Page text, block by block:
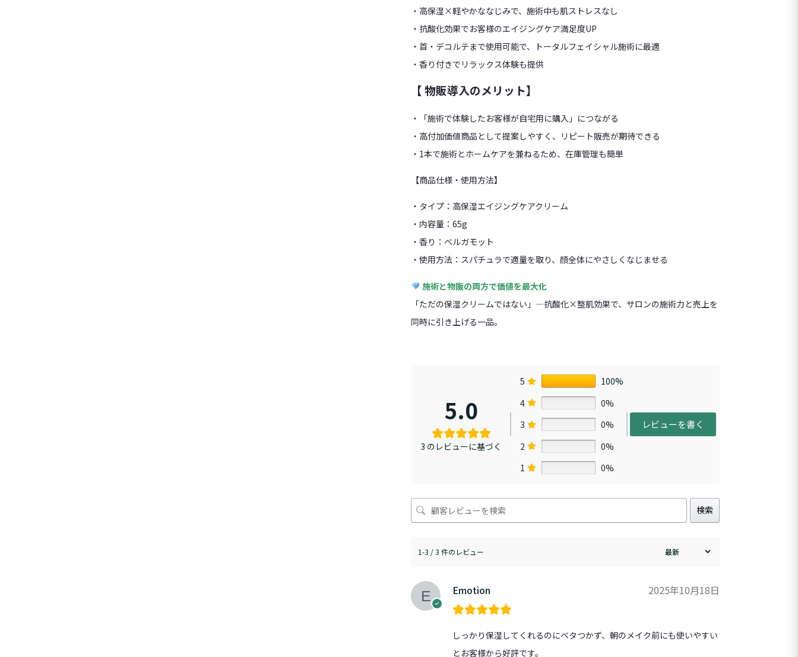
・高保湿×軽やかななじみで、施術中も肌ストレスなし
・抗酸化効果でお客様のエイジングケア満足度UP
・首・デコルテまで使用可能で、トータルフェイシャル施術に最適
・香り付きでリラックス体験も提供
【 物販導入のメリット】
・「施術で体験したお客様が自宅用に購入」につながる
・高付加価値商品として提案しやすく、リピート販売が期待できる
・1本で施術とホームケアを兼ねるため、在庫管理も簡単
【商品仕様・使用方法】
・タイプ：高保湿エイジングケアクリーム
・内容量：65g
・香り：ベルガモット
・使用方法：スパチュラで適量を取り、顔全体にやさしくなじませる
施術と物販の両方で価値を最大化
「ただの保湿クリームではない」—抗酸化×整肌効果で、サロンの施術力と売上を
同時に引き上げる一品。
5.0
3 のレビューに基づく
5
100%
4
0%
3
0%
2
0%
1
0%
レビューを書く
検索
1-3 / 3 件のレビュー
Emotion 2025年10月18日
しっかり保湿してくれるのにベタつかず、朝のメイク前にも使いやすい
とお客様から好評です。